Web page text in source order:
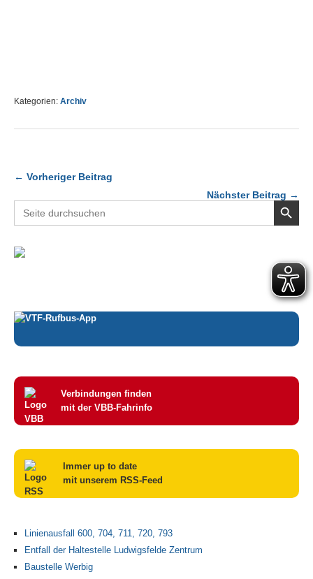
Kategorien: Archiv
← Vorheriger Beitrag
Nächster Beitrag →
Search
for:
Search Button
Verbindungen finden
mit der VBB-Fahrinfo
Immer up to date
mit unserem RSS-Feed
Linienausfall 600, 704, 711, 720, 793
Entfall der Haltestelle Ludwigsfelde Zentrum
Baustelle Werbig